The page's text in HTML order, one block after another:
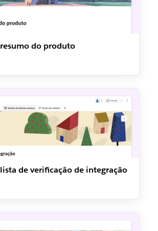
do produto
de verificação de integração